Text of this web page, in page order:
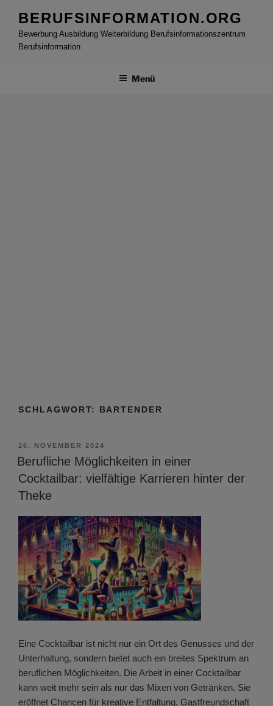
Inhalt
springen
BERUFSINFORMATION.ORG
Bewerbung Ausbildung Weiterbildung Berufsinformationszentrum
Berufsinformation
Menü
SCHLAGWORT: BARTENDER
VERÖFFENTLICHT
AM
26. NOVEMBER 2024
Berufliche Möglichkeiten in einer
Cocktailbar: vielfältige Karrieren hinter der
Theke
Eine Cocktailbar ist nicht nur ein Ort des Genusses und der
Unterhaltung, sondern bietet auch ein breites Spektrum an
beruflichen Möglichkeiten. Die Arbeit in einer Cocktailbar
kann weit mehr sein als nur das Mixen von Getränken. Sie
eröffnet Chancen für kreative Entfaltung, Gastfreundschaft